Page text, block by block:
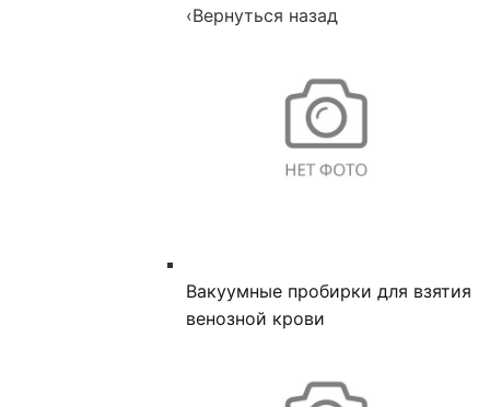
‹Вернуться назад
Вакуумные пробирки для взятия
венозной крови